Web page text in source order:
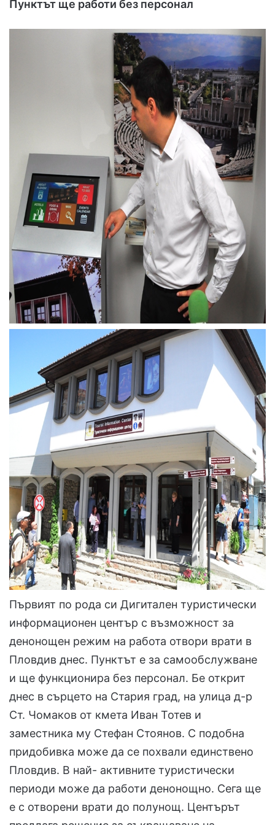
Пунктът ще работи без персонал
Първият по рода си Дигитален туристически
информационен център с възможност за
денонощен режим на работа отвори врати в
Пловдив днес. Пунктът е за самообслужване
и ще функционира без персонал. Бе открит
днес в сърцето на Стария град, на улица д-р
Ст. Чомаков от кмета Иван Тотев и
заместника му Стефан Стоянов. С подобна
придобивка може да се похвали единствено
Пловдив. В най- активните туристически
периоди може да работи денонощно. Сега ще
е с отворени врати до полунощ. Центърът